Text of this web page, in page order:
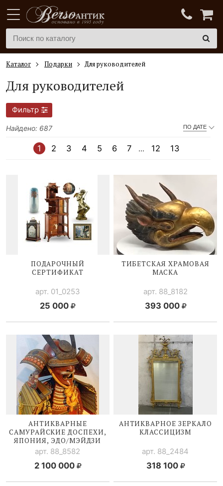
Каталог Подарки Для руководителей
Для руководителей
Фильтр
ПО ДАТЕ
Найдено: 687
1 2 3 4 5 6 7 ... 12 13
ПОДАРОЧНЫЙ
СЕРТИФИКАТ
арт. 01_0253
25 000
ТИБЕТСКАЯ ХРАМОВАЯ
МАСКА
арт. 88_8182
393 000
АНТИКВАРНЫЕ
САМУРАЙСКИЕ ДОСПЕХИ,
ЯПОНИЯ, ЭДО/МЭЙДЗИ
арт. 88_8582
2 100 000
АНТИКВАРНОЕ ЗЕРКАЛО
КЛАССИЦИЗМ
арт. 88_2484
318 100